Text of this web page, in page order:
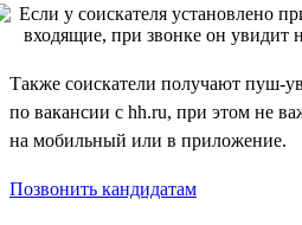
Также соискатели получают пуш-
по вакансии с hh.ru, при этом не
на мобильный или в приложение.
Позвонить кандидатам